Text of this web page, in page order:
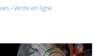
-Vente en ligne